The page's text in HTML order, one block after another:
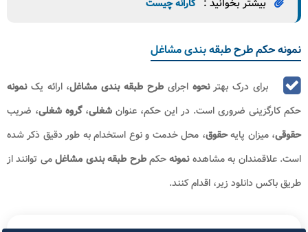
بیشتر بخوانید : کارانه چیست
نمونه حکم طرح طبقه بندی مشاغل
برای درک بهترنحوهاجرایطرح طبقه بندی مشاغل، ارائه یکنمونه
حکم کارگزینی ضروری است. در این حکم، عنوان شغلی، گروه شغلی، ضریب
حقوقی، میزان پایهحقوق، محل خدمت و نوع استخدام به طور دقیق ذکر شده
است. علاقمندان به مشاهدهنمونهحکمطرح طبقه بندی مشاغلمی توانند از
طریق باکس دانلود زیر، اقدام کنند.